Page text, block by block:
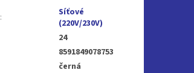
:
Síťové
(220V/230V)
24
8591849078753
černá